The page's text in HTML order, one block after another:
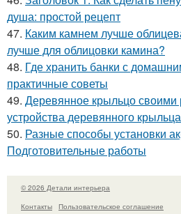
душа: простой рецепт
47. Каким камнем лучше
лучше для облицовки камина?
48. Где хранить банки с
практичные советы
49. Деревянное крыльцо
устройства деревянного крыльца
50. Разные способы установки
Подготовительные работы
© 2026 Детали интерьера
Контакты
Пользовательское соглашение